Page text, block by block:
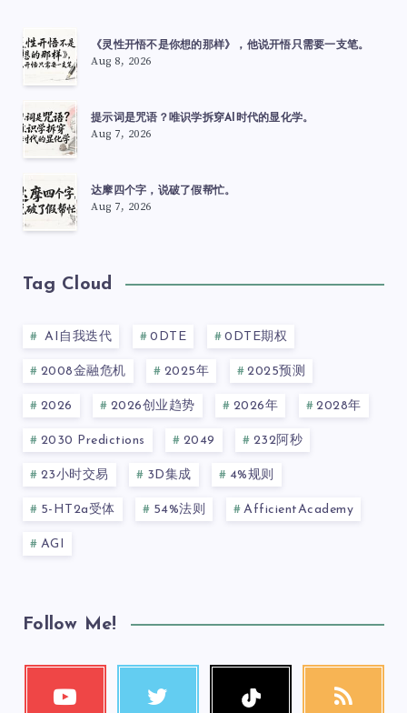
《灵性开悟不是你想的那样》，他说开悟只需要一支笔。
Aug 8, 2026
提示词是咒语？唯识学拆穿AI时代的显化学。
Aug 7, 2026
达摩四个字，说破了假帮忙。
Aug 7, 2026
Tag Cloud
AI自我迭代 0DTE 0DTE期权
2008金融危机 2025年 2025预测
2026 2026创业趋势 2026年 2028年
2030 Predictions 2049 232阿秒
23小时交易 3D集成 4%规则
5-HT2a受体 54%法则 AfficientAcademy
AGI
Follow Me!